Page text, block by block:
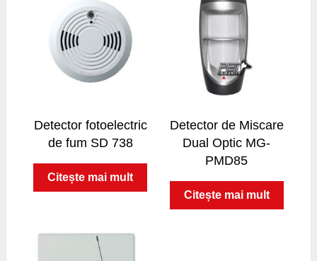
Detector fotoelectric
de fum SD 738
Citește mai mult
Detector de Miscare
Dual Optic MG-
PMD85
Citește mai mult